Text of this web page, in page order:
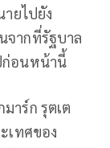
ยไปยัง
จากที่รัฐบาล
ก่อนหน้านี้
าร์ก รุตเต
เทศของ